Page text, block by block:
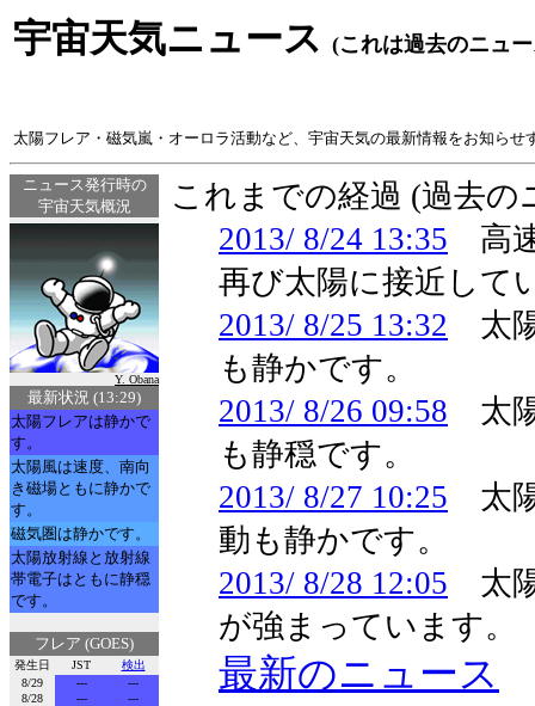
宇宙天気ニュース (これは過去のニュ
太陽フレア・磁気嵐・オーロラ活動など、宇宙天気の最新情報をお知らせ
ニュース発行時の
宇宙天気概況
Y. Obana
最新状況 (13:29)
太陽フレアは静かで
す。
太陽風は速度、南向
き磁場ともに静かで
す。
磁気圏は静かです。
太陽放射線と放射線
帯電子はともに静穏
です。
フレア (GOES)
発生日 JST
検出
8/29
---
---
8/28
---
---
これまでの経過 (過去
2013/ 8/24 13:35 高
再び太陽に接近して
2013/ 8/25 13:32 太
も静かです。
2013/ 8/26 09:58 太
も静穏です。
2013/ 8/27 10:25 太
動も静かです。
2013/ 8/28 12:05 太
が強まっています。
最新のニュース